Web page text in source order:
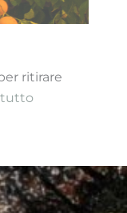
ritirare
tutto:
and
Drive